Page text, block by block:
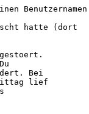
Benutzernamen
hatte (dort
Bei
lief